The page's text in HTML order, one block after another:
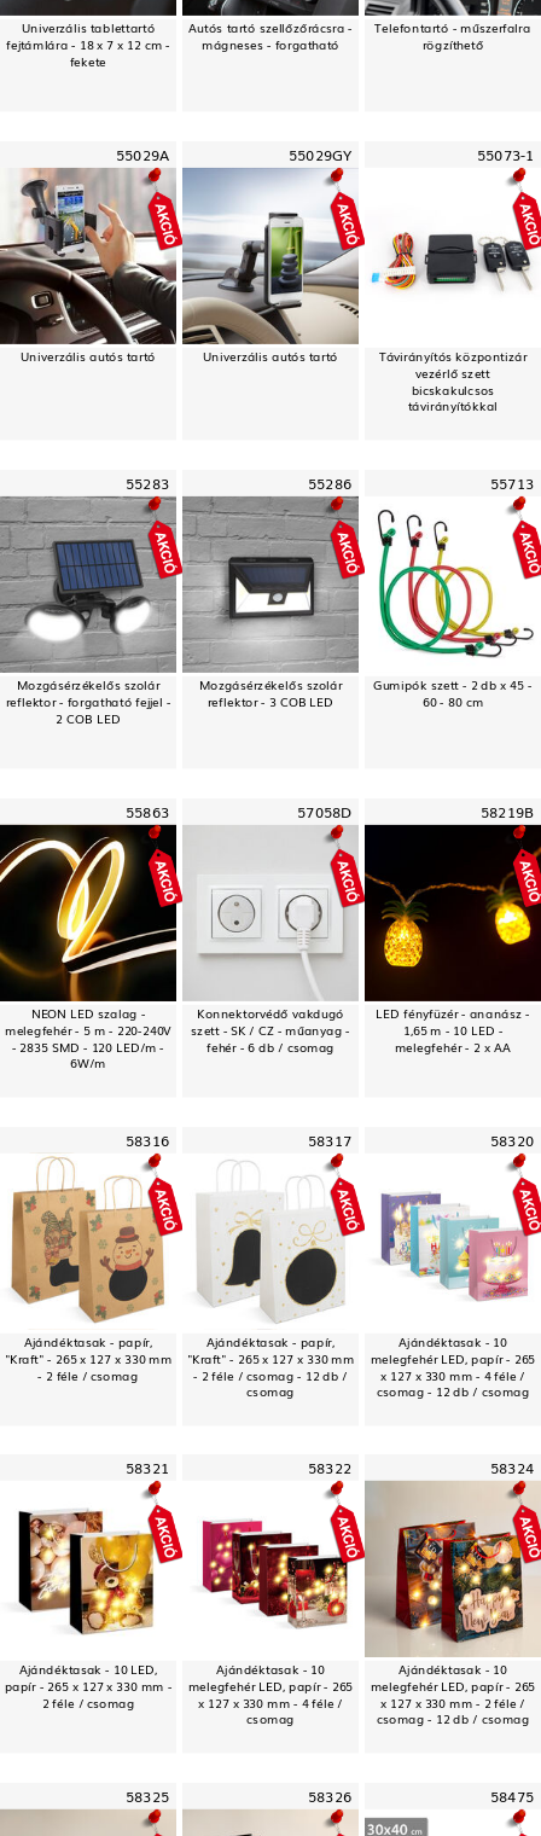
Univerzális tablettartó
fejtámlára - 18 x 7 x 12 cm -
fekete
Autós tartó szellőzőrácsra -
mágneses - forgatható
Telefontartó - műszerfalra
rögzíthető
55029A
Univerzális autós tartó
55029GY
Univerzális autós tartó
55073-1
Távirányítós központizár
vezérlő szett
bicskakulcsos
távirányítókkal
55283
Mozgásérzékelős szolár
reflektor - forgatható fejjel -
2 COB LED
55286
Mozgásérzékelős szolár
reflektor - 3 COB LED
55713
Gumipók szett - 2 db x 45 -
60 - 80 cm
55863
NEON LED szalag -
melegfehér - 5 m - 220-240V
- 2835 SMD - 120 LED/m -
6W/m
57058D
Konnektorvédő vakdugó
szett - SK / CZ - műanyag -
fehér - 6 db / csomag
58219B
LED fényfüzér - ananász -
1,65 m - 10 LED -
melegfehér - 2 x AA
58316
Ajándéktasak - papír,
"Kraft" - 265 x 127 x 330 mm
- 2 féle / csomag
58317
Ajándéktasak - papír,
"Kraft" - 265 x 127 x 330 mm
- 2 féle / csomag - 12 db /
csomag
58320
Ajándéktasak - 10
melegfehér LED, papír - 265
x 127 x 330 mm - 4 féle /
csomag - 12 db / csomag
58321
Ajándéktasak - 10 LED,
papír - 265 x 127 x 330 mm -
2 féle / csomag
58322
Ajándéktasak - 10
melegfehér LED, papír - 265
x 127 x 330 mm - 4 féle /
csomag
58324
Ajándéktasak - 10
melegfehér LED, papír - 265
x 127 x 330 mm - 2 féle /
csomag - 12 db / csomag
58325 58326 58475